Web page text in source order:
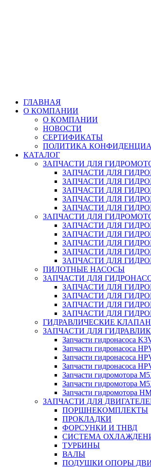
ГЛАВНАЯ
О КОМПАНИИ
О КОМПАНИИ
НОВОСТИ
СЕРТИФИКАТЫ
ПОЛИТИКА
КАТАЛОГ
ЗАПЧАСТИ ДЛЯ
ЗАПЧАСТИ ДЛЯ
ЗАПЧАСТИ ДЛЯ
ЗАПЧАСТИ ДЛЯ
ЗАПЧАСТИ ДЛЯ
ЗАПЧАСТИ ДЛЯ
ЗАПЧАСТИ ДЛЯ
ЗАПЧАСТИ ДЛЯ
ЗАПЧАСТИ ДЛЯ
ЗАПЧАСТИ ДЛЯ
ЗАПЧАСТИ ДЛЯ
ЗАПЧАСТИ ДЛЯ
ПИЛОТНЫЕ НАСОСЫ
ЗАПЧАСТИ ДЛЯ
ЗАПЧАСТИ ДЛЯ
ЗАПЧАСТИ ДЛЯ
ЗАПЧАСТИ ДЛЯ
ЗАПЧАСТИ ДЛЯ
ГИДРАВЛИЧЕСКИЕ
ЗАПЧАСТИ ДЛЯ
Запчасти гидронасоса
Запчасти гидронасоса
Запчасти гидронасоса
Запчасти гидронасоса
Запчасти гидромотора
Запчасти гидромотора
Запчасти гидромотора
ЗАПЧАСТИ ДЛЯ
ПОРШНЕКОМПЛЕКТЫ
ПРОКЛАДКИ
ФОРСУНКИ И ТНВД
СИСТЕМА
ТУРБИНЫ
ВАЛЫ
ПОДУШКИ ОПОРЫ